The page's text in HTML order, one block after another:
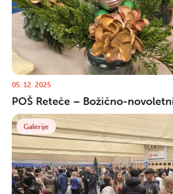
05. 12. 2025
POŠ Reteče – Božično-
Galerije